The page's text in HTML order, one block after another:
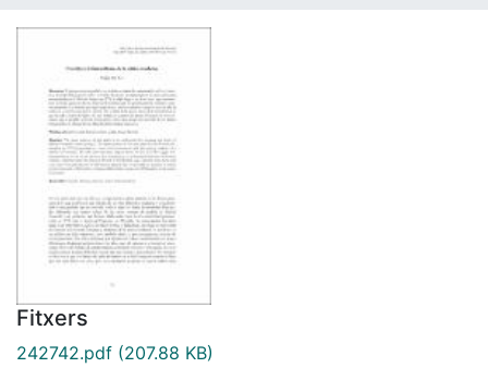
Fitxers
242742.pdf (207.88 KB)